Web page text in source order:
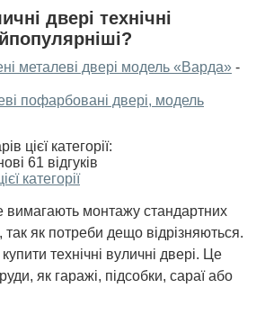
двері технічні
металеві двері модель «Варда» -
пофарбовані двері, модель
цієї категорії:
61 відгуків
категорії
вимагають монтажу стандартних
так як потреби дещо відрізняються.
технічні вуличні двері. Це
як гаражі, підсобки, сараї або